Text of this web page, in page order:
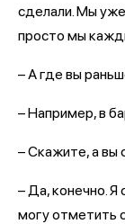
сделали. Мы
просто мы
– А где вы
– Например, в
– Скажите, а вы
– Да, конечно. Я
могу отметить